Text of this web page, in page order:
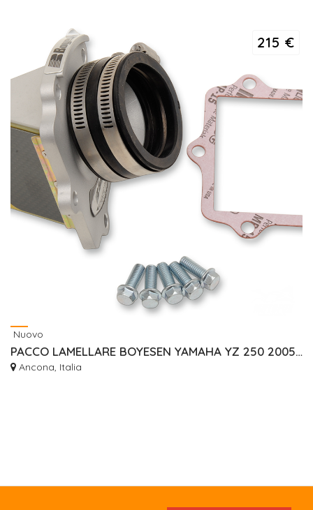
215 €
Nuovo
PACCO LAMELLARE BOYESEN YAMAHA YZ 250 2005/2024
Ancona, Italia